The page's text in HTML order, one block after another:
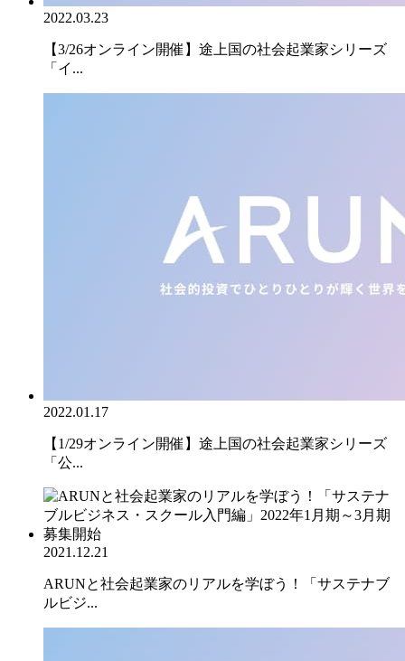
2022.03.23
【3/26オンライン開催】途上国の社会起業家シリーズ
「イ...
2022.01.17
【1/29オンライン開催】途上国の社会起業家シリーズ
「公...
2021.12.21
ARUNと社会起業家のリアルを学ぼう！「サステナブ
ルビジ...